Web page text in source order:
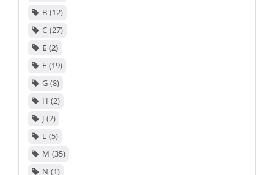
B 12
C 27
E 2
F 19
G 8
H 2
J 2
L 5
M 35
N 1